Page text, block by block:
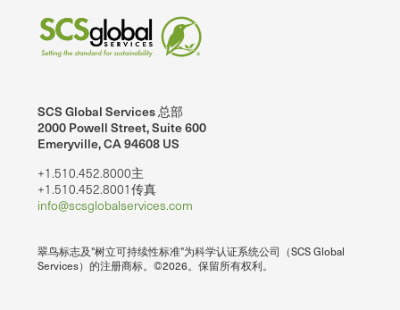
SCS Global Services 总部
2000 Powell Street, Suite 600
Emeryville, CA 94608 US
+1.510.452.8000主
+1.510.452.8001传真
info@scsglobalservices.com
翠鸟标志及"树立可持续性标准"为科学认证系统公司（SCS Global
Services）的注册商标。©2026。保留所有权利。